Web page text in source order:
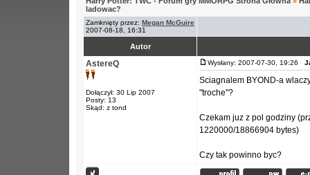
ladowac?
Zamknięty przez: Megan McGuire
2007-08-18, 16:31
Autor
AstereQ
Dołączył: 30 Lip 2007
Posty: 13
Skąd: z tond
Wysłany: 2007-07-30, 19:26
Sciagnalem BYOND-a
"troche"?
Czekam juz z pol godziny
1220000/18866904 bytes)
Czy tak powinno byc?